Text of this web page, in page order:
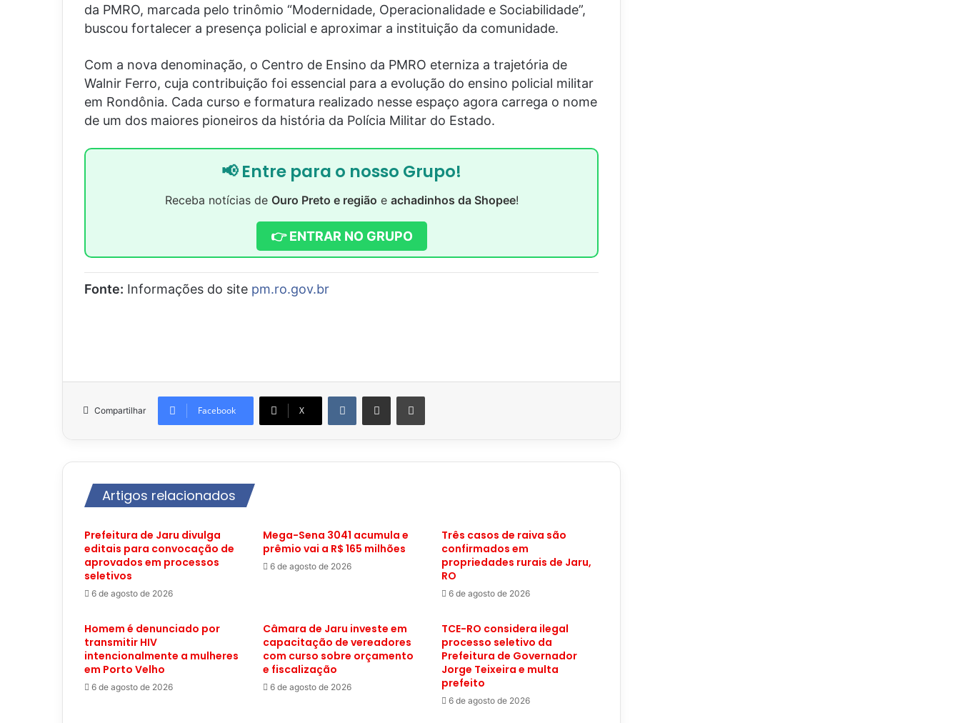
da PMRO, marcada pelo trinômio “Modernidade, Operacionalidade e Sociabilidade”,
buscou fortalecer a presença policial e aproximar a instituição da comunidade.
Com a nova denominação, o Centro de Ensino da PMRO eterniza a trajetória de
Walnir Ferro, cuja contribuição foi essencial para a evolução do ensino policial militar
em Rondônia. Cada curso e formatura realizado nesse espaço agora carrega o nome
de um dos maiores pioneiros da história da Polícia Militar do Estado.
📢 Entre para o nosso Grupo!
Receba notícias de Ouro Preto e região e achadinhos da Shopee!
👉 ENTRAR NO GRUPO
Fonte: Informações do site pm.ro.gov.br
Compartilhar Facebook X
VK Compartilhar via e-mail Imprimir
Artigos relacionados
Prefeitura de Jaru divulga
editais para convocação de
aprovados em processos
seletivos
6 de agosto de 2026
Mega-Sena 3041 acumula e
prêmio vai a R$ 165 milhões
6 de agosto de 2026
Três casos de raiva são
confirmados em
propriedades rurais de Jaru,
RO
6 de agosto de 2026
Homem é denunciado por
transmitir HIV
intencionalmente a mulheres
em Porto Velho
6 de agosto de 2026
Câmara de Jaru investe em
capacitação de vereadores
com curso sobre orçamento
e fiscalização
6 de agosto de 2026
TCE-RO considera ilegal
processo seletivo da
Prefeitura de Governador
Jorge Teixeira e multa
prefeito
6 de agosto de 2026